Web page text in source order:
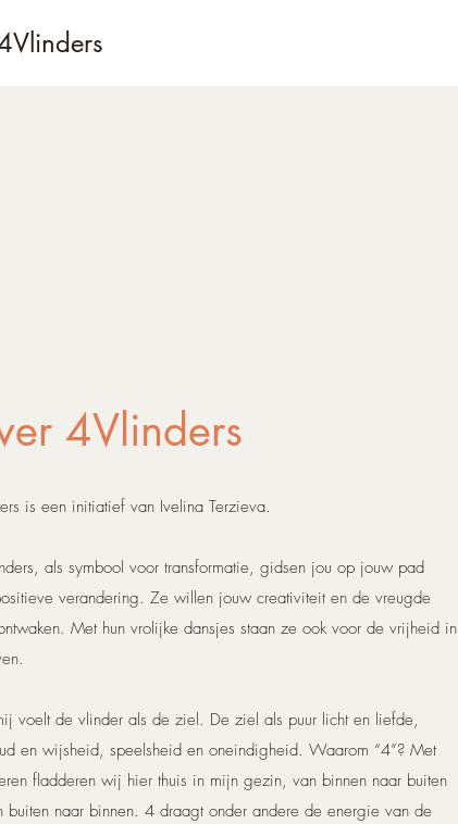
4Vlinders
is een initiatief van Ivelina Terzieva.
als symbool voor transformatie, gidsen jou op jouw pad
verandering. Ze willen jouw creativiteit en de vreugde
Met hun vrolijke dansjes staan ze ook voor de vrijheid in
voelt de vlinder als de ziel. De ziel als puur licht en liefde,
en wijsheid, speelsheid en oneindigheid. Waarom “4”? Met
fladderen wij hier thuis in mijn gezin, van binnen naar buiten
buiten naar binnen. 4 draagt onder andere de energie van de